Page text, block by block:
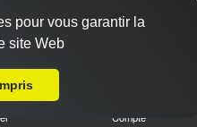
Compte
pour vous garantir la
site Web